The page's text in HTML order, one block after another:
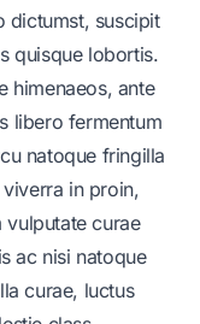
dictumst, suscipit
quisque lobortis.
himenaeos, ante
libero fermentum
natoque fringilla
in proin,
vulputate curae
ac nisi natoque
curae, luctus